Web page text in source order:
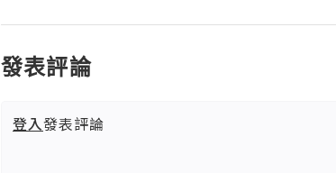
發表評論
登入發表評論